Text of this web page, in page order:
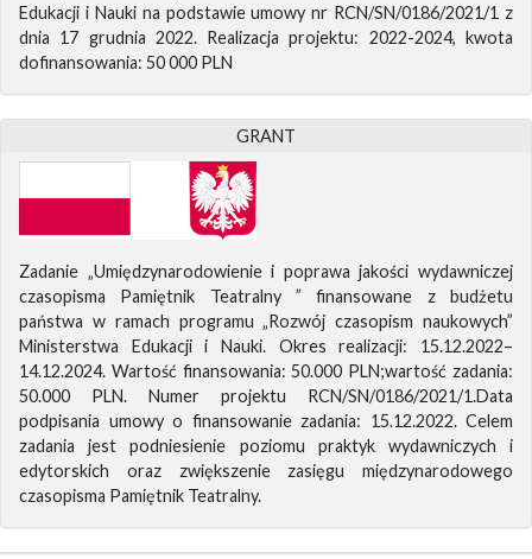
Edukacji i Nauki na podstawie umowy nr RCN/SN/0186/2021/1 z
dnia 17 grudnia 2022. Realizacja projektu: 2022-2024, kwota
dofinansowania: 50 000 PLN
GRANT
Zadanie „Umiędzynarodowienie i poprawa jakości wydawniczej
czasopisma Pamiętnik Teatralny ” finansowane z budżetu
państwa w ramach programu „Rozwój czasopism naukowych”
Ministerstwa Edukacji i Nauki. Okres realizacji: 15.12.2022–
14.12.2024. Wartość finansowania: 50.000 PLN;wartość zadania:
50.000 PLN. Numer projektu RCN/SN/0186/2021/1.Data
podpisania umowy o finansowanie zadania: 15.12.2022. Celem
zadania jest podniesienie poziomu praktyk wydawniczych i
edytorskich oraz zwiększenie zasięgu międzynarodowego
czasopisma Pamiętnik Teatralny.